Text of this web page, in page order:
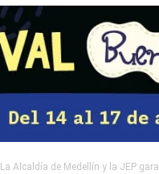
La Alcaldía de Medellín y la JEP